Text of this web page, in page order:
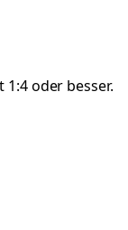
oder besser.